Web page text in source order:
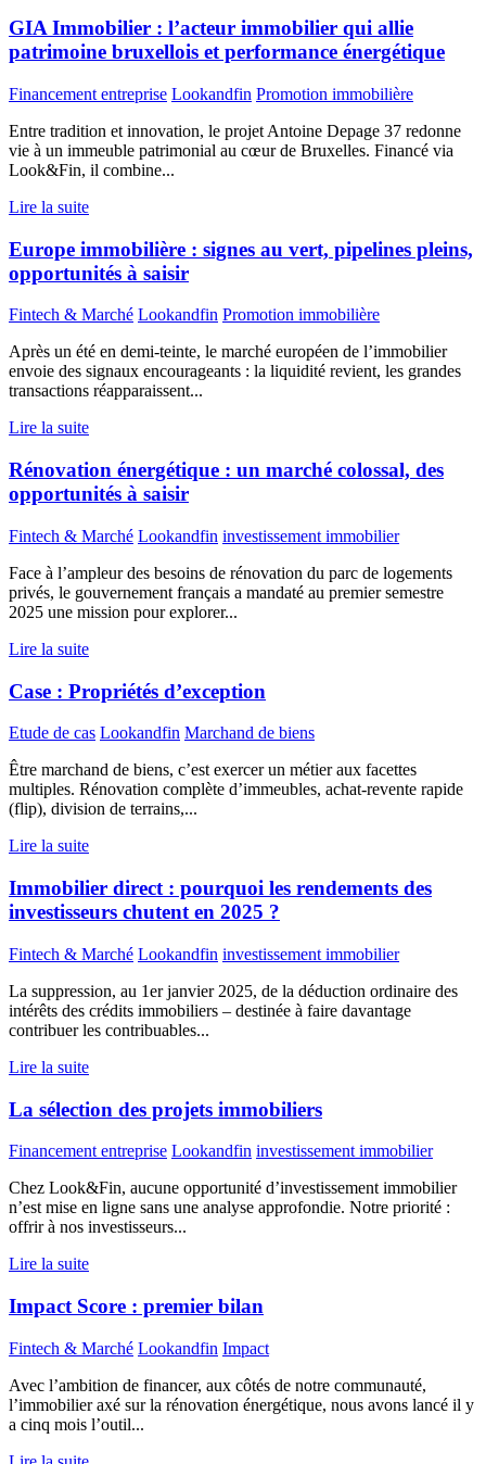
GIA Immobilier : l’acteur immobilier qui allie
patrimoine bruxellois et performance énergétique
Financement entreprise Lookandfin Promotion immobilière
Entre tradition et innovation, le projet Antoine Depage 37 redonne
vie à un immeuble patrimonial au cœur de Bruxelles. Financé via
Look&Fin, il combine...
Lire la suite
Europe immobilière : signes au vert, pipelines pleins,
opportunités à saisir
Fintech & Marché Lookandfin Promotion immobilière
Après un été en demi-teinte, le marché européen de l’immobilier
envoie des signaux encourageants : la liquidité revient, les grandes
transactions réapparaissent...
Lire la suite
Rénovation énergétique : un marché colossal, des
opportunités à saisir
Fintech & Marché Lookandfin investissement immobilier
Face à l’ampleur des besoins de rénovation du parc de logements
privés, le gouvernement français a mandaté au premier semestre
2025 une mission pour explorer...
Lire la suite
Case : Propriétés d’exception
Etude de cas Lookandfin Marchand de biens
Être marchand de biens, c’est exercer un métier aux facettes
multiples. Rénovation complète d’immeubles, achat-revente rapide
(flip), division de terrains,...
Lire la suite
Immobilier direct : pourquoi les rendements des
investisseurs chutent en 2025 ?
Fintech & Marché Lookandfin investissement immobilier
La suppression, au 1er janvier 2025, de la déduction ordinaire des
intérêts des crédits immobiliers – destinée à faire davantage
contribuer les contribuables...
Lire la suite
La sélection des projets immobiliers
Financement entreprise Lookandfin investissement immobilier
Chez Look&Fin, aucune opportunité d’investissement immobilier
n’est mise en ligne sans une analyse approfondie. Notre priorité :
offrir à nos investisseurs...
Lire la suite
Impact Score : premier bilan
Fintech & Marché Lookandfin Impact
Avec l’ambition de financer, aux côtés de notre communauté,
l’immobilier axé sur la rénovation énergétique, nous avons lancé il y
a cinq mois l’outil...